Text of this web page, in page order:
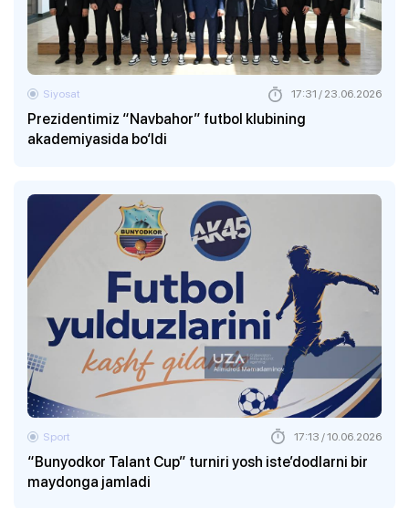
Prezidentimiz “Navbahor” futbol klubining
akademiyasida bo‘ldi
Siyosat 17:31 / 23.06.2026
“Bunyodkor Talant Cup” turniri yosh iste’dodlarni bir
maydonga jamladi
Sport 17:13 / 10.06.2026